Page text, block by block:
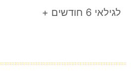
לגילאי 6 חודשים +